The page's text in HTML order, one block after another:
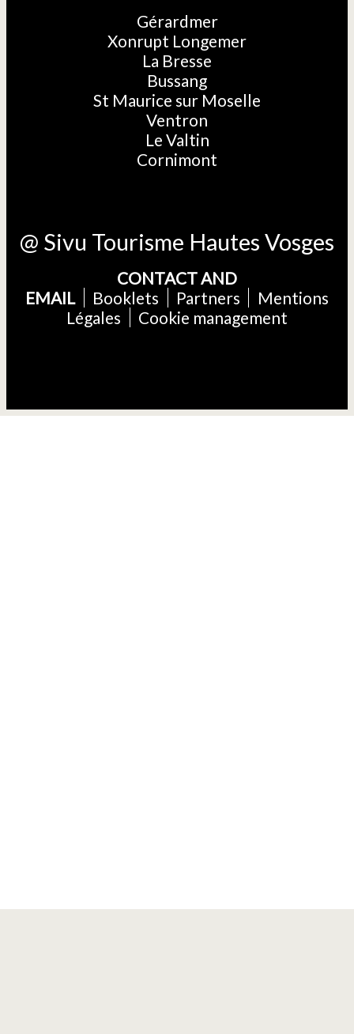
Gérardmer
Xonrupt Longemer
La Bresse
Bussang
St Maurice sur Moselle
Ventron
Le Valtin
Cornimont
@ Sivu Tourisme Hautes Vosges
CONTACT AND
EMAIL
Booklets Partners
Mentions
Légales
Cookie management